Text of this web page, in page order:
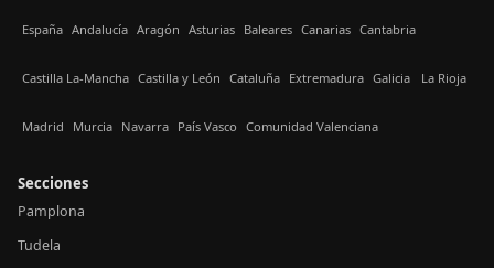
España Andalucía Aragón Asturias Baleares Canarias Cantabria
Castilla La-Mancha Castilla y León Cataluña Extremadura Galicia La Rioja
Madrid Murcia Navarra País Vasco Comunidad Valenciana
Secciones
Pamplona
Tudela